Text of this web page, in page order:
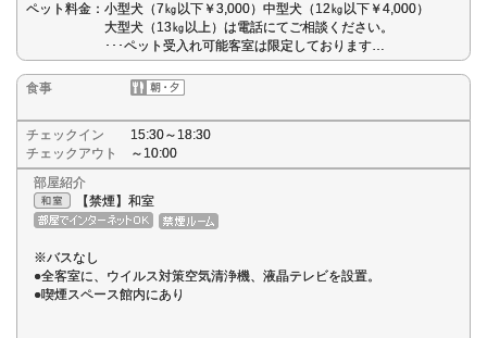
ペット料金：小型犬（7㎏以下￥3,000）中型犬（12㎏以下￥4,000）
大型犬（13㎏以上）は電話にてご相談ください。
･･･ペット受入れ可能客室は限定しております…
食事
チェックイン
15:30～18:30
チェックアウト
～10:00
部屋紹介
【禁煙】和室
※バスなし
●全客室に、ウイルス対策空気清浄機、液晶テレビを設置。
●喫煙スペース館内にあり